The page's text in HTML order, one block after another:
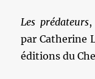
Les prédateurs,
par Catherine
éditions du